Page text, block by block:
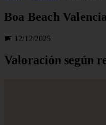
Boa Beach
📅 12/12/2025
Valoración según